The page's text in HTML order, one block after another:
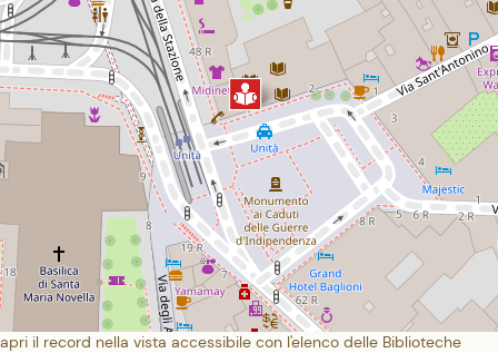
apri il record nella vista accessibile con l'elenco delle Biblioteche